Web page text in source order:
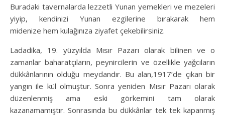
Buradaki tavernalarda lezzetli Yunan yemekleri ve mezeleri
yiyip, kendinizi Yunan ezgilerine bırakarak hem
midenize hem kulağınıza ziyafet çekebilirsiniz.
Ladadika, 19. yüzyılda Mısır Pazarı olarak bilinen ve o
zamanlar baharatçıların, peynircilerin ve özellikle yağcıların
dükkânlarının olduğu meydandır. Bu alan,1917’de çıkan bir
yangın ile kül olmuştur. Sonra yeniden Mısır Pazarı olarak
düzenlenmiş ama eski görkemini tam olarak
kazanamamıştır. Sonrasında bu dükkânlar tek tek kapanmış